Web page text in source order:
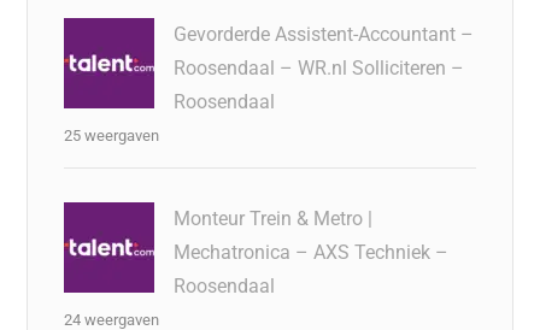
Gevorderde Assistent-Accountant –
Roosendaal – WR.nl Solliciteren –
Roosendaal
25 weergaven
Monteur Trein & Metro |
Mechatronica – AXS Techniek –
Roosendaal
24 weergaven